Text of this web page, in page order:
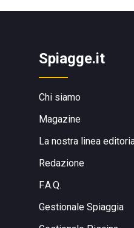
Spiagge.it
Chi siamo
Magazine
La nostra linea
Redazione
F.A.Q.
Gestionale Spiaggia